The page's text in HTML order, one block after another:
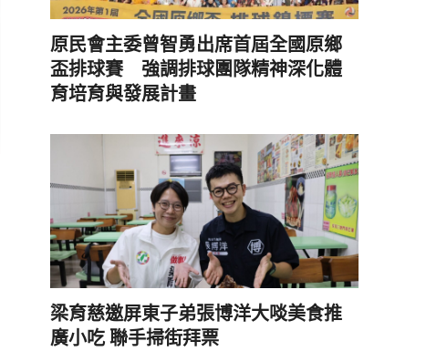
原民會主委曾智勇出席首屆全國原鄉
盃排球賽 強調排球團隊精神深化體
育培育與發展計畫
梁育慈邀屏東子弟張博洋大啖美食推
廣小吃 聯手掃街拜票